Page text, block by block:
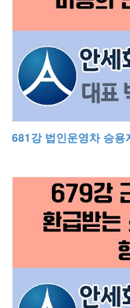
681강 법인운영차 승용